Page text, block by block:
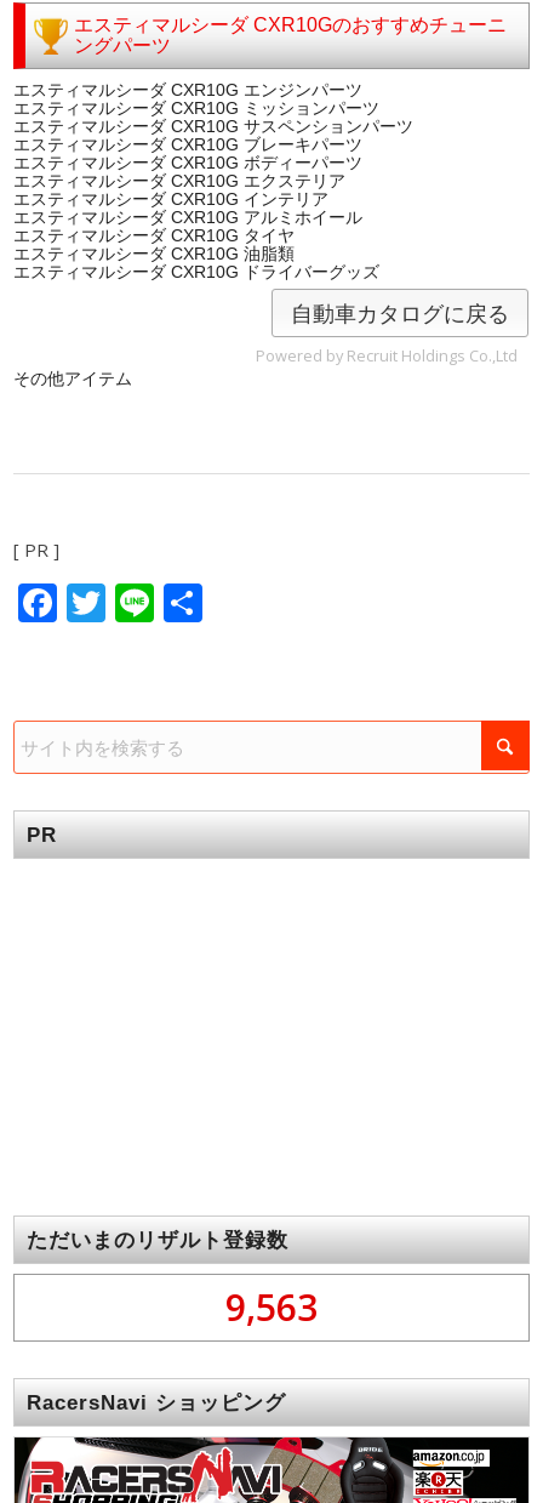
エスティマルシーダ CXR10Gのおすすめチューニ
ングパーツ
エスティマルシーダ CXR10G エンジンパーツ
エスティマルシーダ CXR10G ミッションパーツ
エスティマルシーダ CXR10G サスペンションパーツ
エスティマルシーダ CXR10G ブレーキパーツ
エスティマルシーダ CXR10G ボディーパーツ
エスティマルシーダ CXR10G エクステリア
エスティマルシーダ CXR10G インテリア
エスティマルシーダ CXR10G アルミホイール
エスティマルシーダ CXR10G タイヤ
エスティマルシーダ CXR10G 油脂類
エスティマルシーダ CXR10G ドライバーグッズ
自動車カタログに戻る
Powered by Recruit Holdings Co.,Ltd
その他アイテム
[ PR ]
Facebook
Twitter
Line
PR
ただいまのリザルト登録数
9,563
RacersNavi ショッピング